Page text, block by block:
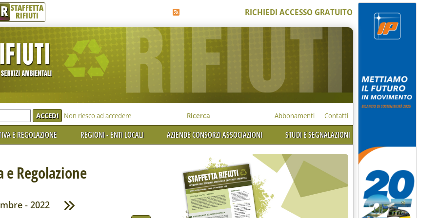
R STAFFETTA
RIFIUTI RICHIEDI ACCESSO GRATUITO
Non riesco ad accedere Ricerca Abbonamenti Contatti
E REGOLAZIONE REGIONI - ENTI LOCALI AZIENDE CONSORZI ASSOCIAZIONI STUDI E SEGNALAZIONI
Regolazione
- 2022